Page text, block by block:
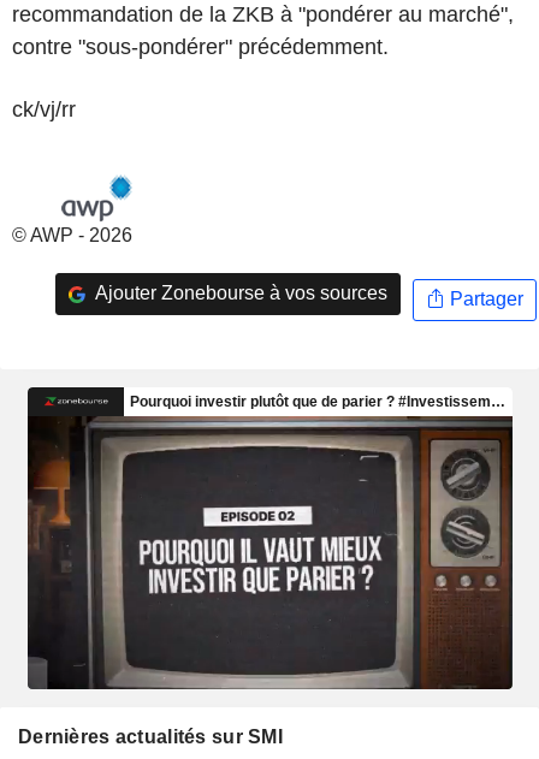
recommandation de la ZKB à "pondérer au marché",
contre "sous-pondérer" précédemment.
ck/vj/rr
© AWP - 2026
Ajouter Zonebourse à vos sources Partager
Dernières actualités sur SMI